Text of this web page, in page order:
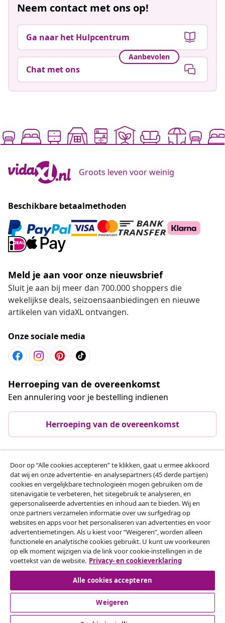
Neem contact met ons op!
Ga naar het Hulpcentrum
Aanbevolen
Chat met ons
Groots leven voor weinig
Beschikbare betaalmethoden
Meld je aan voor onze nieuwsbrief
Sluit je aan bij meer dan 700.000 shoppers die
wekelijkse deals, seizoensaanbiedingen en nieuwe
artikelen van vidaXL ontvangen.
Onze sociale media
Herroeping van de overeenkomst
Een annulering voor je bestelling indienen
Herroeping van de overeenkomst
Klantenservice
Zakelijk
vidaXL
Ontdek meer
Door op “Alle cookies accepteren” te klikken, gaat u ermee akkoord
dat wij en onze advertentie- en analysepartners (45 derde partijen)
cookies en vergelijkbare technologieën mogen gebruiken om de
sitenavigatie te verbeteren, het sitegebruik te analyseren, en
gepersonaliseerde advertenties en inhoud aan te bieden. Wij en
onze partners verzamelen informatie over uw surfgedrag op
websites en apps voor het personaliseren van advertenties en voor
advertentiemetingen. Als u kiest voor “Weigeren”, worden alleen
functionele en analytische cookies gebruikt. U kunt uw voorkeuren
op elk moment wijzigen via de link voor cookie-instellingen in de
voettekst van de website. Privacy- en cookieverklaring
Alle cookies accepteren
Weigeren